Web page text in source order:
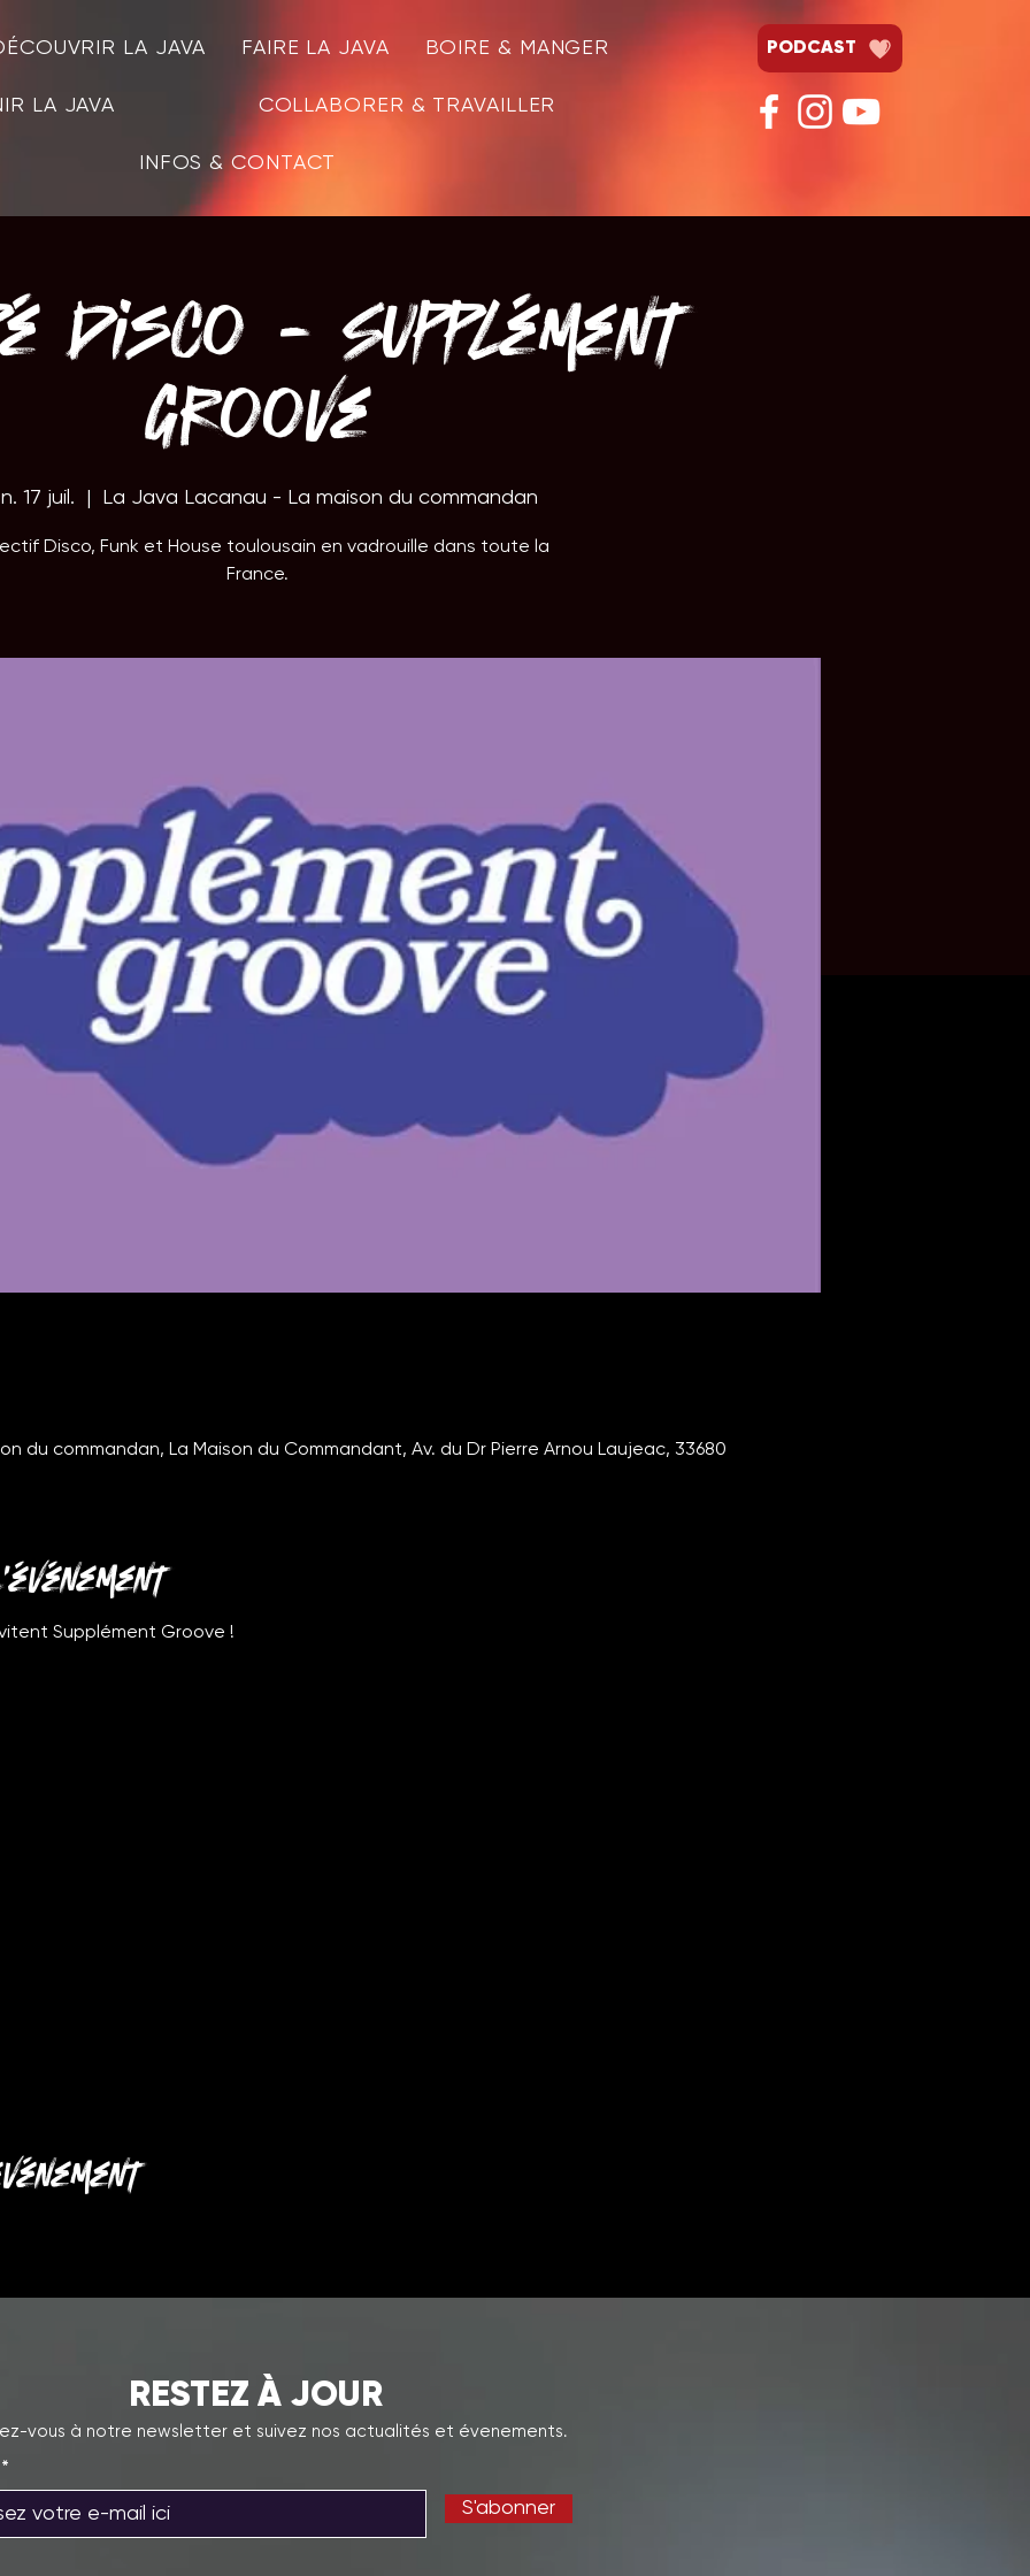
LA JAVA FAIRE LA JAVA BOIRE & MANGER
LA JAVA COLLABORER & TRAVAILLER
INFOS & CONTACT
PODCAST
Disco - Supplément
Groove
17 juil. La Java Lacanau - La maison du commandan
Disco, Funk et House toulousain en vadrouille dans toute la
France.
du commandan, La Maison du Commandant, Av. du Dr Pierre Arnou Laujeac, 33680
Supplément Groove !
RESTEZ À JOUR
vous à notre newsletter et suivez nos actualités et évenements.
S'abonner